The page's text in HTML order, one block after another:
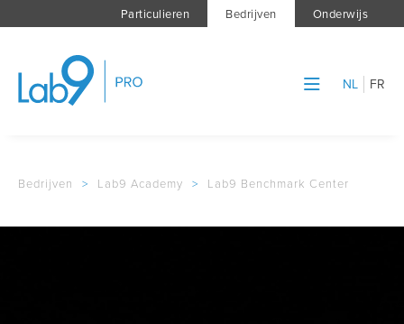
Particulieren Bedrijven Onderwijs
NL FR
Bedrijven > Lab9 Academy > Lab9 Benchmark Center